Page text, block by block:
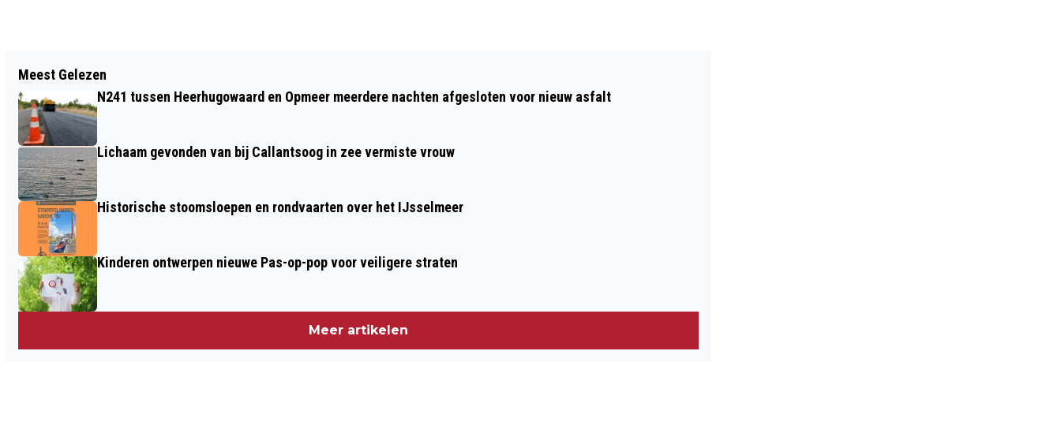
VIER TIPS OM TE ZORGEN DAT JE NIET
TE VEEL BETAALT VOOR JE
RIJOPLEIDING
VRIJWILLIGERSLEGER DAT HITLER
Meest Gelezen
N241 tussen Heerhugowaard en Opmeer meerdere nachten afgesloten voor nieuw asfalt
Lichaam gevonden van bij Callantsoog in zee vermiste vrouw
Historische stoomsloepen en rondvaarten over het IJsselmeer
Kinderen ontwerpen nieuwe Pas-op-pop voor veiligere straten
Meer artikelen